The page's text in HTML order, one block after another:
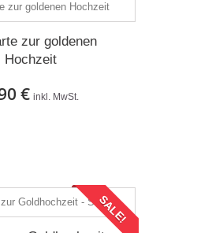
zur goldenen
Hochzeit
€ inkl. MwSt.
SALE!